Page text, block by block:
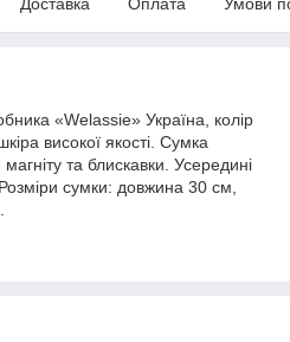
«Welassie» Україна, колір
високої якості. Сумка
та блискавки. Усередині
сумки: довжина 30 см,